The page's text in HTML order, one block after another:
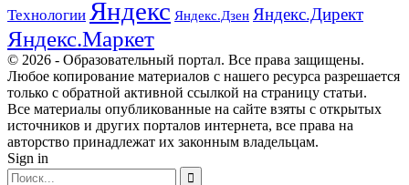
Технологии Яндекс Яндекс.Дзен Яндекс.Директ
Яндекс.Маркет
© 2026 - Образовательный портал. Все права защищены.
Любое копирование материалов с нашего ресурса разрешается
только с обратной активной ссылкой на страницу статьи.
Все материалы опубликованные на сайте взяты с открытых
источников и других порталов интернета, все права на
авторство принадлежат их законным владельцам.
Sign in